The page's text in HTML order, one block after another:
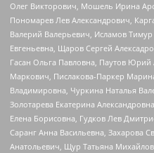
Олег Викторович, Мошель Ирина
Пономарев Лев Александрович,
Валерий Валерьевич, Исламов
Евгеньевна, Щаров Сергей
Гасан Ольга Павловна, Паутов Юрий
Маркович, Пислакова-Паркер
Владимировна, Чуркина Наталья
Золотарева Екатерина
Елена Борисовна, Гудков Лев
Саранг Анна Васильевна, Захарова
Анатольевич, Щур Татьяна